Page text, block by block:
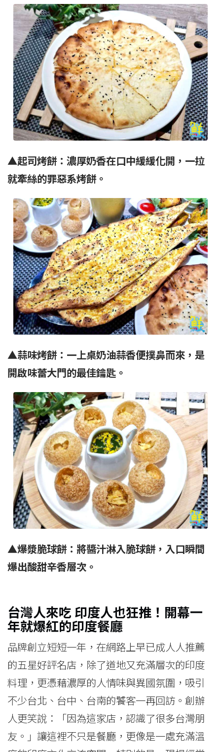
▲起司烤餅：濃厚奶香在口中緩緩化開，一拉
就牽絲的罪惡系烤餅。
▲蒜味烤餅：一上桌奶油蒜香便撲鼻而來，是
開啟味蕾大門的最佳鑰匙。
▲爆漿脆球餅：將醬汁淋入脆球餅，入口瞬間
爆出酸甜辛香層次。
台灣人來吃 印度人也狂推！開幕一
年就爆紅的印度餐廳
品牌創立短短一年，在網路上早已成人人推薦
的五星好評名店，除了道地又充滿層次的印度
料理，更憑藉濃厚的人情味與異國氛圍，吸引
不少台北、台中、台南的饕客一再回訪。創辦
人更笑說：「因為這家店，認識了很多台灣朋
友。」讓這裡不只是餐廳，更像是一處充滿溫